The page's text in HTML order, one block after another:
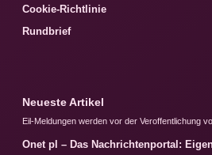
Cookie-Richtlinie
Rundbrief
Neueste Artikel
Eil-Meldungen werden vor der Veroffentlichung
Onet pl – Das Nachrichtenportal: